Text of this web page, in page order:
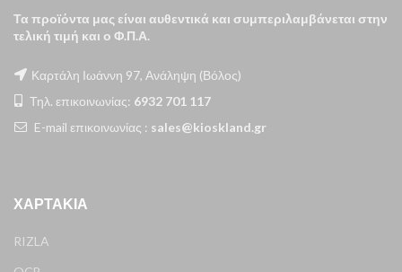
Τα προϊόντα μας είναι αυθεντικά και συμπεριλαμβάνεται στην
τελική τιμή και ο Φ.Π.Α.
Καρτάλη Ιωάννη 97, Ανάληψη (Βόλος)
Τηλ. επικοινωνίας: 6932 701 117
E-mail επικοινωνίας : sales@kioskland.gr
ΧΑΡΤΆΚΙΑ
RIZLA